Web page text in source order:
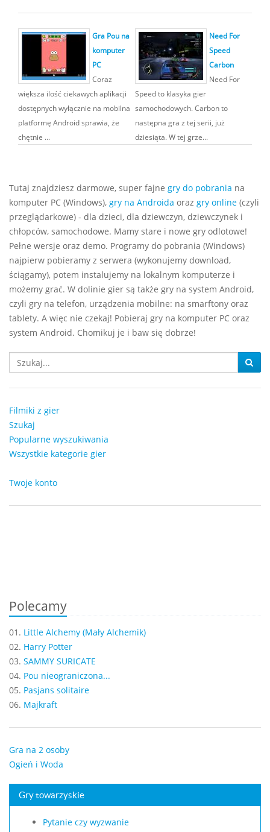
Gra Pou na
komputer
PC
Coraz
większa ilość ciekawych aplikacji
dostępnych wyłącznie na mobilna
platformę Android sprawia, że
chętnie ...
Need For
Speed
Carbon
Need For
Speed to klasyka gier
samochodowych. Carbon to
następna gra z tej serii, już
dziesiąta. W tej grze...
Tutaj znajdziesz darmowe, super fajne gry do pobrania na
komputer PC (Windows), gry na Androida oraz gry online (czyli
przeglądarkowe) - dla dzieci, dla dziewczyn, dziewczynek i
chłopców, samochodowe. Mamy stare i nowe gry odlotowe!
Pełne wersje oraz demo. Programy do pobrania (Windows)
najpierw pobieramy z serwera (wykonujemy download,
ściągamy), potem instalujemy na lokalnym komputerze i
możemy grać. W dolinie gier są także gry na system Android,
czyli gry na telefon, urządzenia mobilne: na smarftony oraz
tablety. A więc nie czekaj! Pobieraj gry na komputer PC oraz
system Android. Chomikuj je i baw się dobrze!
Filmiki z gier
Szukaj
Popularne wyszukiwania
Wszystkie kategorie gier
Twoje konto
Polecamy
01. Little Alchemy (Mały Alchemik)
02. Harry Potter
03. SAMMY SURICATE
04. Pou nieograniczona...
05. Pasjans solitaire
06. Majkraft
Gra na 2 osoby
Ogień i Woda
Gry towarzyskie
Pytanie czy wyzwanie